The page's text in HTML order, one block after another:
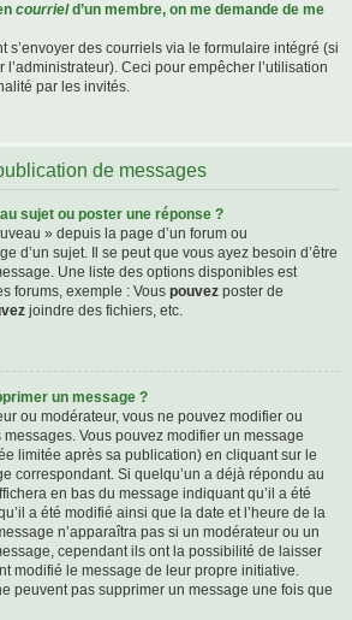
courrield’un membre, on me demande de me
s’envoyer des courriels via le formulaire intégré (si
l’administrateur). Ceci pour empêcher l’utilisation
par les invités.
de messages
sujet ou poster une réponse ?
» depuis la page d’un forum ou
d’un sujet. Il se peut que vous ayez besoin d’être
Une liste des options disponibles est
forums, exemple : Vous pouvez poster de
joindre des fichiers, etc.
un message ?
ou modérateur, vous ne pouvez modifier ou
Vous pouvez modifier un message
limitée après sa publication) en cliquant sur le
correspondant. Si quelqu’un a déjà répondu au
en bas du message indiquant qu’il a été
a été modifié ainsi que la date et l’heure de la
n’apparaîtra pas si un modérateur ou un
cependant ils ont la possibilité de laisser
modifié le message de leur propre initiative.
peuvent pas supprimer un message une fois que